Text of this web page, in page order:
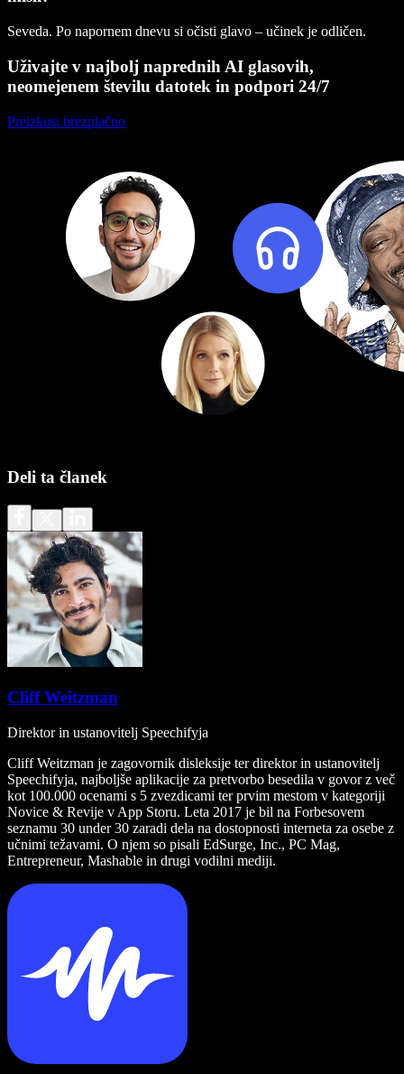
Seveda. Po napornem dnevu si očisti glavo – učinek je odličen.
Uživajte v najbolj naprednih AI glasovih,
neomejenem številu datotek in podpori 24/7
Preizkusi brezplačno
Deli ta članek
Cliff Weitzman
Direktor in ustanovitelj Speechifyja
Cliff Weitzman je zagovornik disleksije ter direktor in ustanovitelj
Speechifyja, najboljše aplikacije za pretvorbo besedila v govor z več
kot 100.000 ocenami s 5 zvezdicami ter prvim mestom v kategoriji
Novice & Revije v App Storu. Leta 2017 je bil na Forbesovem
seznamu 30 under 30 zaradi dela na dostopnosti interneta za osebe z
učnimi težavami. O njem so pisali EdSurge, Inc., PC Mag,
Entrepreneur, Mashable in drugi vodilni mediji.